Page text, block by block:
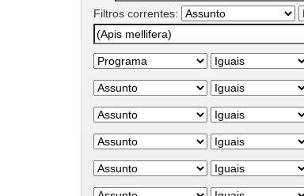
Filtros correntes: